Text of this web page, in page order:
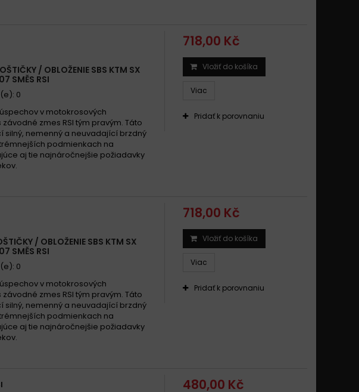
/ OBLOŽENIE SBS KTM SX
SMĚS RSI
0
v motokrosových
zmes RSI tým pravým. Táto
silný, nemenný a neuvadající brzdný
podmienkach na
aj tie najnáročnejšie požiadavky
718,00 Kč
Vložiť do košíka
Viac
Pridať k porovnaniu
/ OBLOŽENIE SBS KTM SX
SMĚS RSI
0
v motokrosových
zmes RSI tým pravým. Táto
silný, nemenný a neuvadající brzdný
podmienkach na
aj tie najnáročnejšie požiadavky
718,00 Kč
Vložiť do košíka
Viac
Pridať k porovnaniu
480,00 Kč